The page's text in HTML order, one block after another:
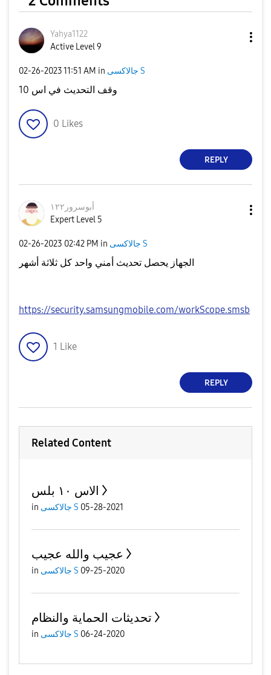
Yahya1122
Active Level 9
‎02-26-202311:51 AM in جالاكسى S
وقف التحديث في اس 10
0 Likes
REPLY
أبوسرور١٢٢
Expert Level 5
‎02-26-2023 02:42 PM in جالاكسى S
https://security.samsungmobile.com/workScope.smsb
1 Like
REPLY
Related Content
الاس ١٠ بلس
in جالاكسى S 05-28-2021
عجيب والله عجيب
in جالاكسى S 09-25-2020
تحديثات الحماية والنظام
in جالاكسى S 06-24-2020